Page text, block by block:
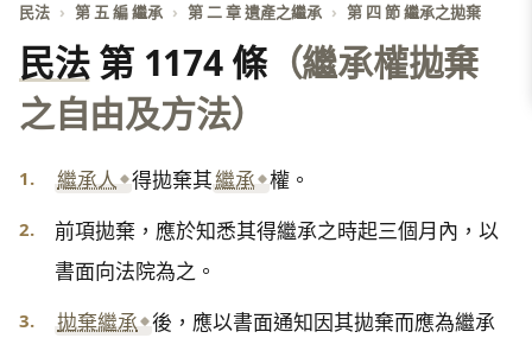
民法 › 第 五 編 繼承 › 第 二 章 遺產之繼承 › 第 四 節 繼承之拋棄
民法第 1174 條（繼承權拋棄
之自由及方法）
1. 繼承人 得拋棄其繼承 權。
2.
前項拋棄，應於知悉其得繼承之時起三個月內，以
書面向法院為之。
3. 拋棄繼承 後，應以書面通知因其拋棄而應為繼承